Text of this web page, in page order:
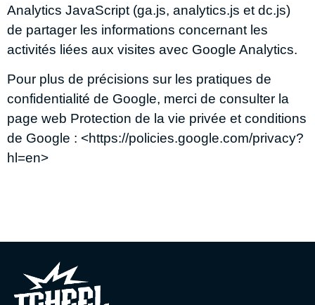
Analytics JavaScript (ga.js, analytics.js et dc.js)
de partager les informations concernant les
activités liées aux visites avec Google Analytics.
Pour plus de précisions sur les pratiques de
confidentialité de Google, merci de consulter la
page web Protection de la vie privée et conditions
de Google : <https://policies.google.com/privacy?
hl=en>